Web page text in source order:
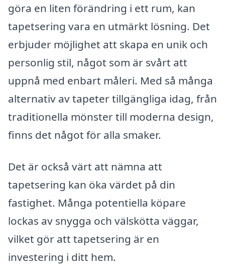
göra en liten förändring i ett rum, kan
tapetsering vara en utmärkt lösning. Det
erbjuder möjlighet att skapa en unik och
personlig stil, något som är svårt att
uppnå med enbart måleri. Med så många
alternativ av tapeter tillgängliga idag, från
traditionella mönster till moderna design,
finns det något för alla smaker.
Det är också värt att nämna att
tapetsering kan öka värdet på din
fastighet. Många potentiella köpare
lockas av snygga och välskötta väggar,
vilket gör att tapetsering är en
investering i ditt hem.